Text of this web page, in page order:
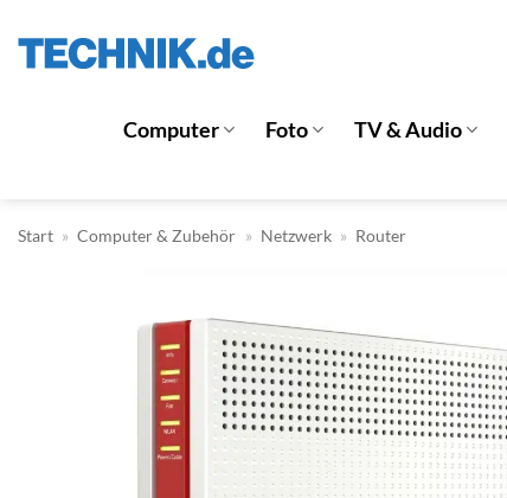
Inhalt
Computer Foto TV & Audio
Start » Computer & Zubehör » Netzwerk » Router